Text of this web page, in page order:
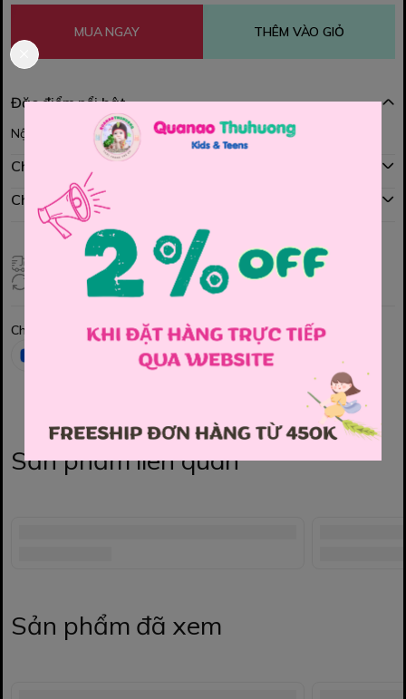
MUA NGAY THÊM VÀO GIỎ
Đặc điểm nổi bật
Nội dung đang được cập nhật
Chính sách mua hàng
Chính sách đổi hàng
Giao hàng toàn quốc
Đổi hàng 3 ngày (HCM), 7 ngày (Tỉnh)
Chia sẻ
Sản phẩm liên quan
Sản phẩm đã xem